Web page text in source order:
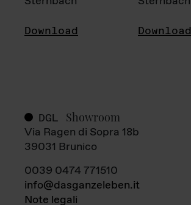
Download Download
DGL Showroom
Via Ragen di Sopra 18b
39031 Brunico
0039 0474 771510
info@dasganzeleben.it
Note legali